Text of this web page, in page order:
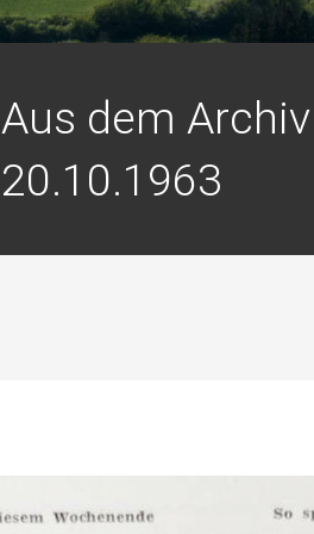
Aus dem Archiv
20.10.1963